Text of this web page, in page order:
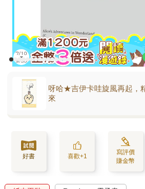
呀哈★吉伊卡哇旋風再起，
來
好書 喜歡+1
寫評價
賺金幣